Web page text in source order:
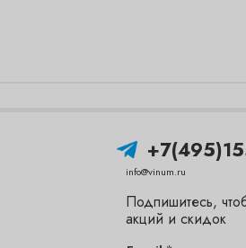
info@vinum.ru
Подпишитесь,
акций и скидок